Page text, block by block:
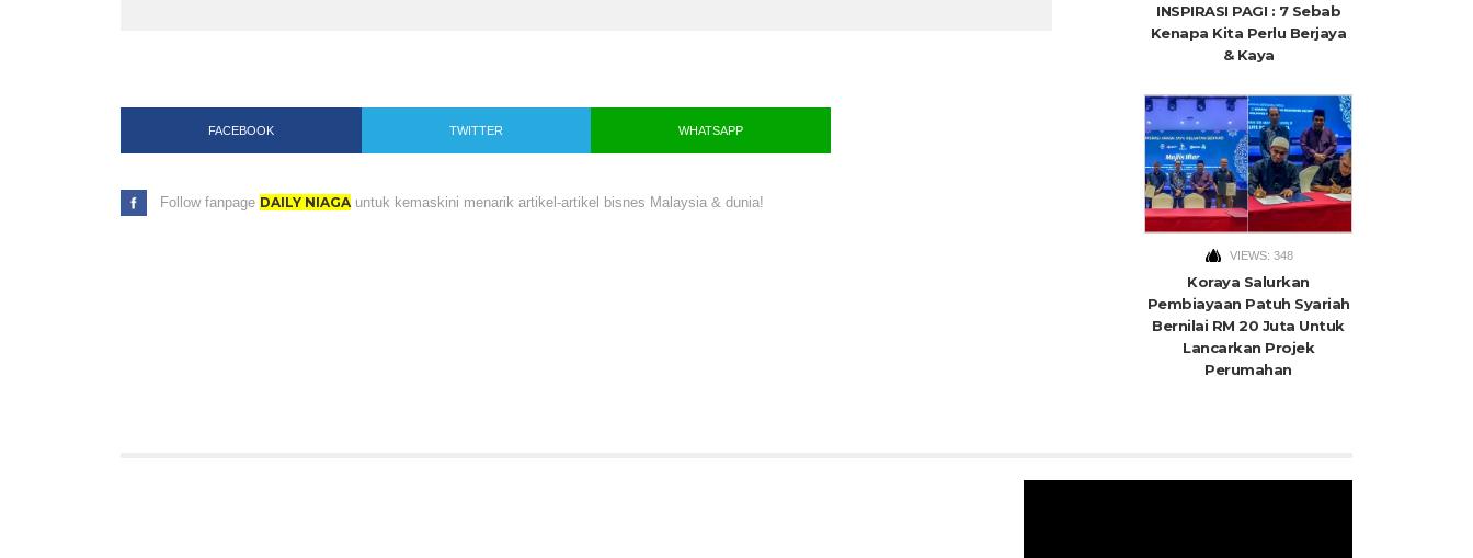
FACEBOOK TWITTER WHATSAPP
Follow fanpage DAILY NIAGAuntuk kemaskini menarik artikel-artikel bisnes Malaysia & dunia!
INSPIRASI PAGI : 7 Sebab
Kenapa Kita Perlu Berjaya
& Kaya
VIEWS: 348
Koraya Salurkan
Pembiayaan Patuh Syariah
Bernilai RM 20 Juta Untuk
Lancarkan Projek
Perumahan